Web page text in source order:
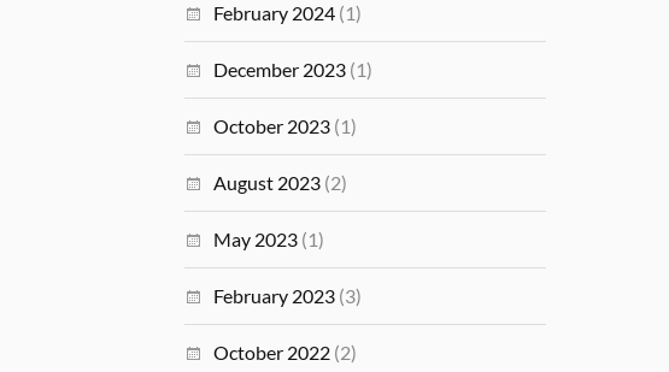
February 2024 (1)
December 2023 (1)
October 2023 (1)
August 2023 (2)
May 2023 (1)
February 2023 (3)
October 2022 (2)